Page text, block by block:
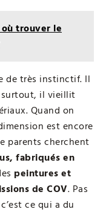
trouver le
de très instinctif. Il
surtout, il vieillit
Quand on
est encore
parents cherchent
fabriqués en
peintures et
de COV. Pas
ce qui a du